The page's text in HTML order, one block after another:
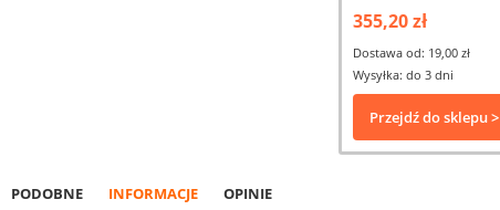
355,20 zł
Dostawa od: 19,00 zł
Wysyłka: do 3 dni
Przejdź do sklepu >
PODOBNE INFORMACJE OPINIE